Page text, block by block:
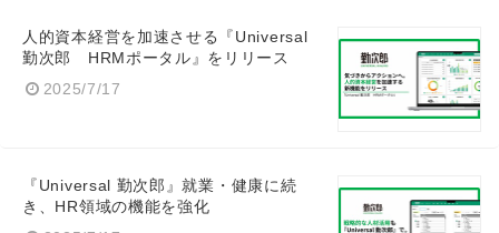
人的資本経営を加速させる『Universal
勤次郎 HRMポータル』をリリース
2025/7/17
『Universal 勤次郎』就業・健康に続
き、HR領域の機能を強化